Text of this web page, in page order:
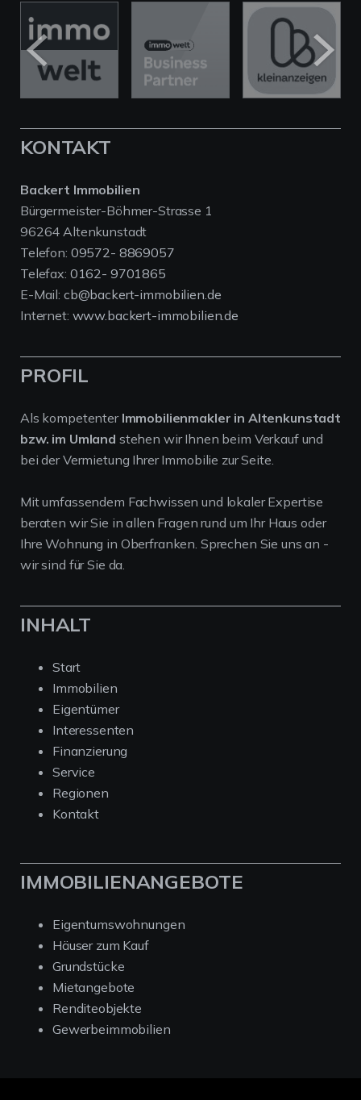
KONTAKT
Backert Immobilien
Bürgermeister-Böhmer-Strasse 1
96264 Altenkunstadt
Telefon: 09572- 8869057
Telefax: 0162- 9701865
E-Mail: cb@backert-immobilien.de
Internet: www.backert-immobilien.de
PROFIL
Als kompetenter Immobilienmakler in Altenkunstadt
bzw. im Umland stehen wir Ihnen beim Verkauf und
bei der Vermietung Ihrer Immobilie zur Seite.
Mit umfassendem Fachwissen und lokaler Expertise
beraten wir Sie in allen Fragen rund um Ihr Haus oder
Ihre Wohnung in Oberfranken. Sprechen Sie uns an -
wir sind für Sie da.
INHALT
Start
Immobilien
Eigentümer
Interessenten
Finanzierung
Service
Regionen
Kontakt
IMMOBILIENANGEBOTE
Eigentumswohnungen
Häuser zum Kauf
Grundstücke
Mietangebote
Renditeobjekte
Gewerbeimmobilien